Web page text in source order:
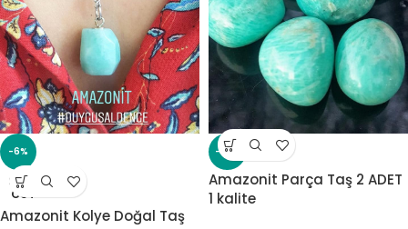
-6%
SOLD
OUT
Amazonit Kolye Doğal Taş
-14%
Amazonit Parça Taş 2 ADET
1 kalite